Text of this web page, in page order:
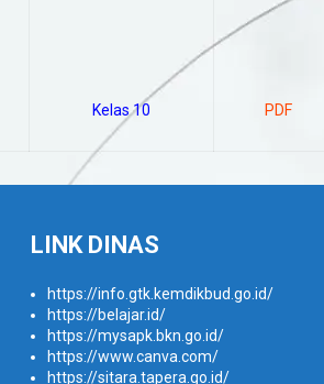
Kelas 10 PDF
LINK DINAS
https://info.gtk.kemdikbud.go.id/
https://belajar.id/
https://mysapk.bkn.go.id/
https://www.canva.com/
https://sitara.tapera.go.id/